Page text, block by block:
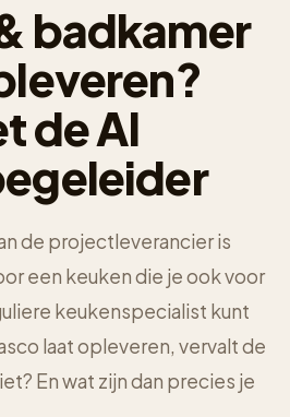
badkamer
de AI
de projectleverancier is
een keuken die je ook voor
keukenspecialist kunt
laat opleveren, vervalt de
En wat zijn dan precies je